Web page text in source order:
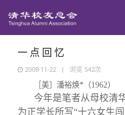
校友文苑
一 点 回 忆
2008-11-22 | 浏览 542次
［美］潘裕焕* （1962）
今年是笔者从母校清
为正学长所写“十六女生